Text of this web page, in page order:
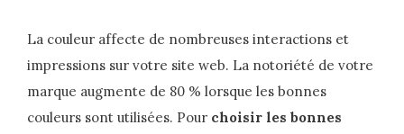
La couleur affecte de nombreuses interactions et
impressions sur votre site web. La notoriété de votre
marque augmente de 80 % lorsque les bonnes
couleurs sont utilisées. Pour choisir les bonnes